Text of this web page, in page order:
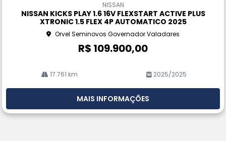
NISSAN
NISSAN KICKS PLAY 1.6 16V FLEXSTART ACTIVE PLUS
XTRONIC 1.5 FLEX 4P AUTOMATICO 2025
Orvel Seminovos Governador Valadares
R$ 109.900,00
17.761 km 2025/2025
MAIS INFORMAÇÕES